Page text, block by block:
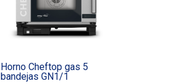
Horno Cheftop gas 5
bandejas GN1/1